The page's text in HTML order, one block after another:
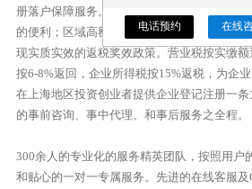
册落户保障服务。园区免费提供注册地址，
的便利；区域高额的返退税政：“当月纳税，
现实质实效的返税奖效政策。营业税按实缴
按6-8%返回，企业所得税按15%返税，为企
在上海地区投资创业者提供企业登记注册一
的事前咨询、事中代理、和事后服务之全程。
300余人的专业化的服务精英团队，按照用户
和贴心的一对一专属服务。先进的在线客服
电话预约 在线